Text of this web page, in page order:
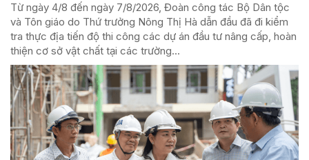
Từ ngày 4/8 đến ngày 7/8/2026, Đoàn công tác Bộ Dân tộc
và Tôn giáo do Thứ trưởng Nông Thị Hà dẫn đầu đã đi kiểm
tra thực địa tiến độ thi công các dự án đầu tư nâng cấp, hoàn
thiện cơ sở vật chất tại các trường...